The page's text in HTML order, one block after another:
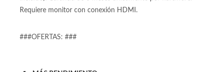
ensamblada, configurada y lista para usar con las cajas de
Viene con Windows 11 instalado (costo de licencia no